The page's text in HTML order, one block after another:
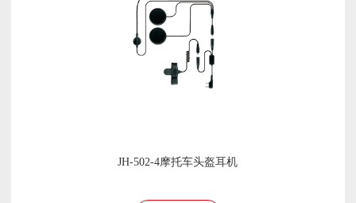
JH-502-4摩托车头盔耳机